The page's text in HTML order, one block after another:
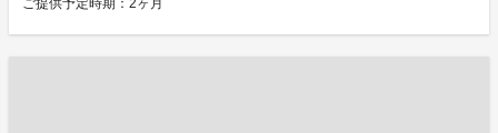
ご提供予定時期：2ヶ月